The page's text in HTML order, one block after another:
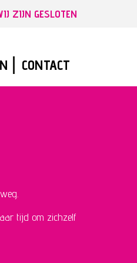
ZIJN GESLOTEN
CONTACT
tijd om zichzelf